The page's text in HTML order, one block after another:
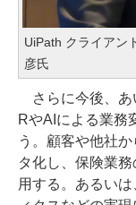
UiPath クライアン
彦氏
さらに今後、あ
RやAIによる業務
う。顧客や他社
タ化し、保険業
用する。あるい